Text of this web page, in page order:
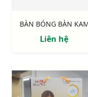
Liên hệ